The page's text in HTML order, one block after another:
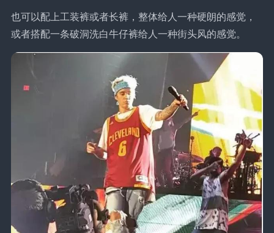
也可以配上工装裤或者长裤，整体给人一种硬朗的感觉，
或者搭配一条破洞洗白牛仔裤给人一种街头风的感觉。